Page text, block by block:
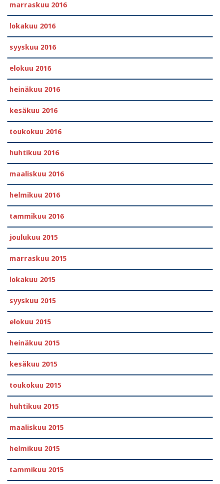
marraskuu 2016
lokakuu 2016
syyskuu 2016
elokuu 2016
heinäkuu 2016
kesäkuu 2016
toukokuu 2016
huhtikuu 2016
maaliskuu 2016
helmikuu 2016
tammikuu 2016
joulukuu 2015
marraskuu 2015
lokakuu 2015
syyskuu 2015
elokuu 2015
heinäkuu 2015
kesäkuu 2015
toukokuu 2015
huhtikuu 2015
maaliskuu 2015
helmikuu 2015
tammikuu 2015